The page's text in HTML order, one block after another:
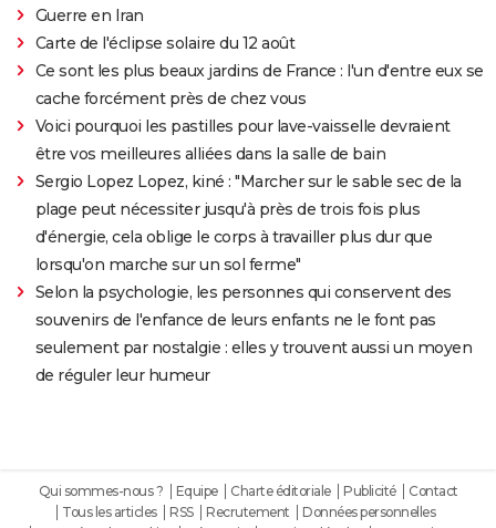
Guerre en Iran
Carte de l'éclipse solaire du 12 août
Ce sont les plus beaux jardins de France : l'un d'entre eux se
cache forcément près de chez vous
Voici pourquoi les pastilles pour lave-vaisselle devraient
être vos meilleures alliées dans la salle de bain
Sergio Lopez Lopez, kiné : "Marcher sur le sable sec de la
plage peut nécessiter jusqu'à près de trois fois plus
d'énergie, cela oblige le corps à travailler plus dur que
lorsqu'on marche sur un sol ferme"
Selon la psychologie, les personnes qui conservent des
souvenirs de l'enfance de leurs enfants ne le font pas
seulement par nostalgie : elles y trouvent aussi un moyen
de réguler leur humeur
Qui sommes-nous ? Equipe Charte éditoriale Publicité
Contact
Tous les articles
RSS Recrutement
Données personnelles